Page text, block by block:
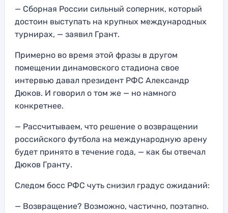
— Сборная России сильный соперник, который
достоин выступать на крупных международных
турнирах, — заявил Грант.
Примерно во время этой фразы в другом
помещении динамовского стадиона свое
интервью давал президент РФС Александр
Дюков. И говорил о том же — но намного
конкретнее.
— Рассчитываем, что решение о возвращении
российского футбола на международную арену
будет принято в течение года, — как бы отвечал
Дюков Гранту.
Следом босс РФС чуть снизил градус ожиданий:
— Возвращение? Возможно, частично, поэтапно.